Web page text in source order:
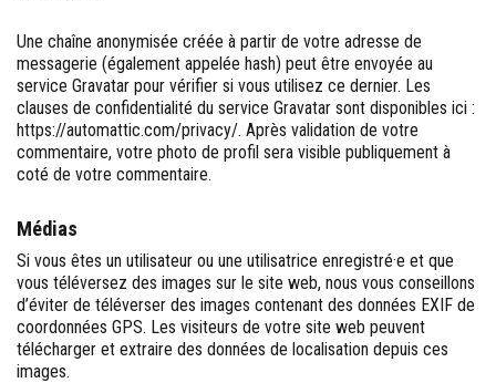
Une chaîne anonymisée créée à partir de votre adresse de
messagerie (également appelée hash) peut être envoyée au
service Gravatar pour vérifier si vous utilisez ce dernier. Les
clauses de confidentialité du service Gravatar sont disponibles ici :
https://automattic.com/privacy/. Après validation de votre
commentaire, votre photo de profil sera visible publiquement à
coté de votre commentaire.
Médias
Si vous êtes un utilisateur ou une utilisatrice enregistré·e et que
vous téléversez des images sur le site web, nous vous conseillons
d’éviter de téléverser des images contenant des données EXIF de
coordonnées GPS. Les visiteurs de votre site web peuvent
télécharger et extraire des données de localisation depuis ces
images.